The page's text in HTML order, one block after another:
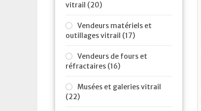
vitrail (20)
Vendeurs matériels et
outillages vitrail (17)
Vendeurs de fours et
réfractaires (16)
Musées et galeries vitrail
(22)